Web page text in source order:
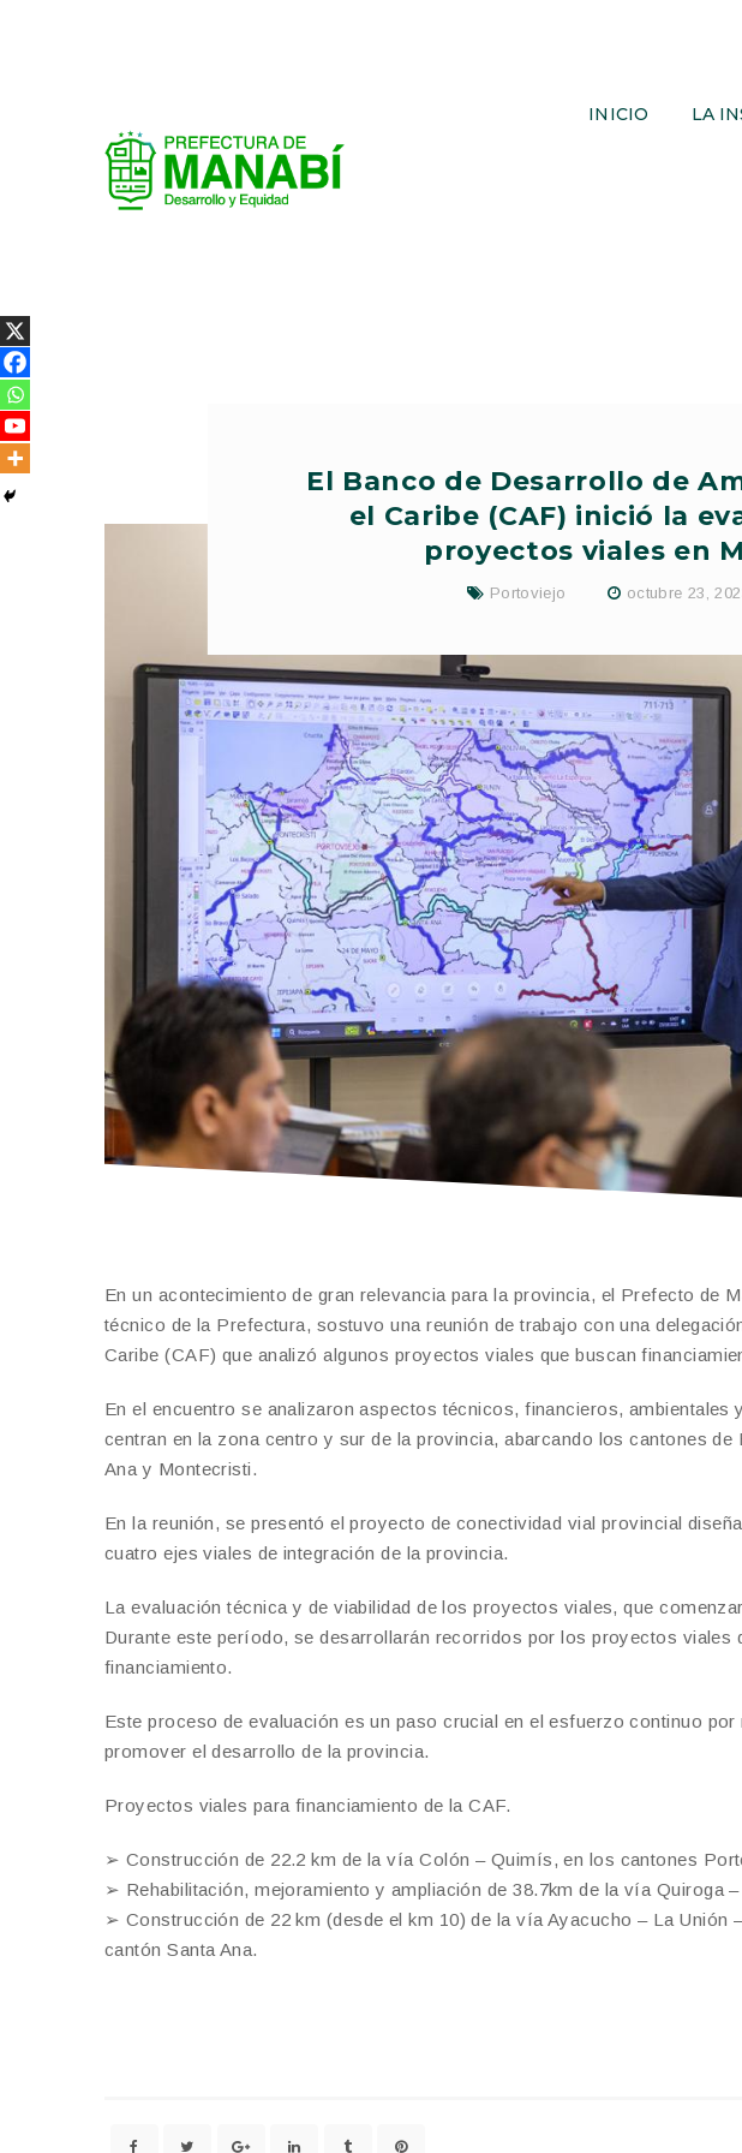
INICIO LA
El Banco de Desarrollo de
el Caribe (CAF) inició la
proyectos viales en
Portoviejo octubre 23,
En un acontecimiento de gran relevancia para la provincia, el Prefecto de
técnico de la Prefectura, sostuvo una reunión de trabajo con una
Caribe (CAF) que analizó algunos proyectos viales que buscan
En el encuentro se analizaron aspectos técnicos, financieros,
centran en la zona centro y sur de la provincia, abarcando los cantones
Ana y Montecristi.
En la reunión, se presentó el proyecto de conectividad vial provincial
cuatro ejes viales de integración de la provincia.
La evaluación técnica y de viabilidad de los proyectos viales, que
Durante este período, se desarrollarán recorridos por los proyectos viales
financiamiento.
Este proceso de evaluación es un paso crucial en el esfuerzo continuo
promover el desarrollo de la provincia.
Proyectos viales para financiamiento de la CAF.
➢ Construcción de 22.2 km de la vía Colón – Quimís, en los cantones
➢ Rehabilitación, mejoramiento y ampliación de 38.7km de la vía
➢ Construcción de 22 km (desde el km 10) de la vía Ayacucho – La Unión
cantón Santa Ana.